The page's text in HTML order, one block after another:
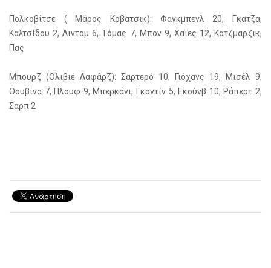
Πολκοβίτσε ( Μάρος Κοβατσικ): Φαγκμπενλ 20, Γκατζα,
Καλτσίδου 2, Λινταμ 6, Τόμας 7, Μπον 9, Χαϊες 12, Κατζμαρζικ,
Πας
Μπουρζ (Ολιβιέ Λαφάρζ): Σαρτερό 10, Γιόχανς 19, Μισέλ 9,
Οουβίνα 7, Πλουφ 9, Μπερκάνι, Γκοντίν 5, Εκούνβ 10, Ράπερτ 2,
Σαρπ 2